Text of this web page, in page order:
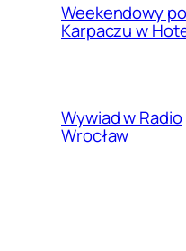
Weekendowy
Karpaczu w
Wywiad w Radio
Wrocław